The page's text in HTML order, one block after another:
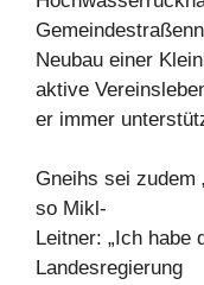
Neubau einer
aktive
er immer
Gneihs sei zudem
so Mikl-
Leitner: „Ich habe
Landesregierung